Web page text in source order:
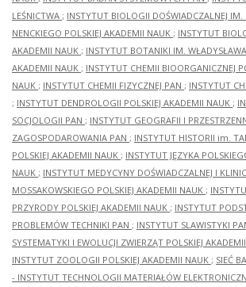
LEŚNICTWA ; INSTYTUT BIOLOGII DOŚWIADCZALNEJ IM.
NENCKIEGO POLSKIEJ AKADEMII NAUK ; INSTYTUT
AKADEMII NAUK ; INSTYTUT BOTANIKI IM. WŁADYSŁAWA
AKADEMII NAUK ; INSTYTUT CHEMII BIOORGANICZNEJ
NAUK ; INSTYTUT CHEMII FIZYCZNEJ PAN ; INSTYTUT
; INSTYTUT DENDROLOGII POLSKIEJ AKADEMII NAUK ;
SOCJOLOGII PAN ; INSTYTUT GEOGRAFII I
ZAGOSPODAROWANIA PAN ; INSTYTUT HISTORII im.
POLSKIEJ AKADEMII NAUK ; INSTYTUT JĘZYKA
NAUK ; INSTYTUT MEDYCYNY DOŚWIADCZALNEJ I
MOSSAKOWSKIEGO POLSKIEJ AKADEMII NAUK ;
PRZYRODY POLSKIEJ AKADEMII NAUK ; INSTYTUT
PROBLEMÓW TECHNIKI PAN ; INSTYTUT SLAWISTYKI
SYSTEMATYKI I EWOLUCJI ZWIERZĄT POLSKIEJ
INSTYTUT ZOOLOGII POLSKIEJ AKADEMII NAUK ; SIEĆ
- INSTYTUT TECHNOLOGII MATERIAŁÓW